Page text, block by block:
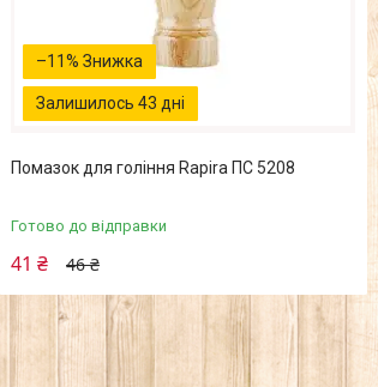
–11%
Залишилось 43 дні
Помазок для гоління Rapira ПС 5208
Готово до відправки
46 ₴
41 ₴